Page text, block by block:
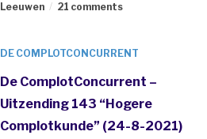
Leeuwen
21 comments
DE COMPLOTCONCURRENT
De ComplotConcurrent –
Uitzending 143 “Hogere
Complotkunde” (24-8-2021)